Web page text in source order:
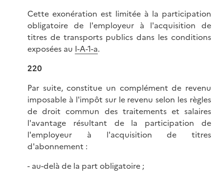
Cette exonération est limitée à la participation
obligatoire de l'employeur à l'acquisition de
titres de transports publics dans les conditions
exposées au I-A-1-a.
220
Par suite, constitue un complément de revenu
imposable à l'impôt sur le revenu selon les règles
de droit commun des traitements et salaires
l'avantage résultant de la participation de
l'employeur à l'acquisition de titres
d'abonnement :
- au-delà de la part obligatoire ;